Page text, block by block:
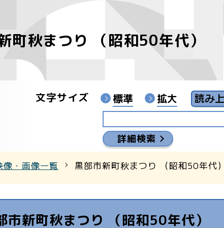
ンターYouTubeチャンネル
町秋まつり （昭和50年代）
文字サイズ 標準 拡大
詳細検索
像・画像一覧 黒部市新町秋まつり （昭和50年代
市新町秋まつり （昭和50年代）